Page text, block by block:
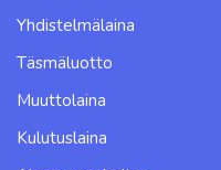
Yhdistelmälaina
Täsmäluotto
Muuttolaina
Kulutuslaina